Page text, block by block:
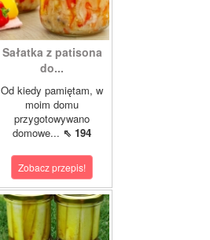
Sałatka z patisona
do...
Od kiedy pamiętam, w
moim domu
przygotowywano
domowe... ⇖ 194
Zobacz przepis!